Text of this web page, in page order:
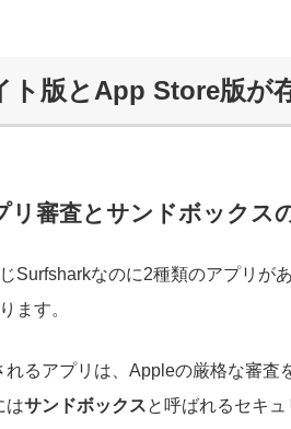
ト版とApp Store版が
リ審査とサンドボックス
Surfsharkなのに2種類のアプリが
ます。
るアプリは、Appleの厳格な審査
はサンドボックスと呼ばれるセキ